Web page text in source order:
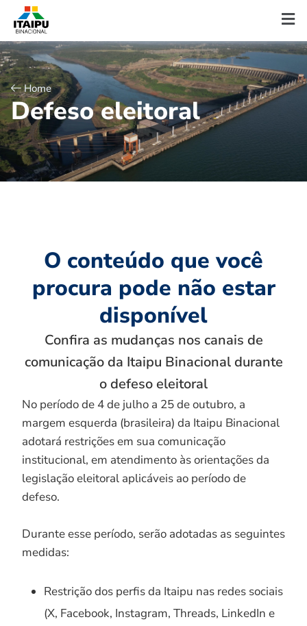
Home
Defeso eleitoral
O conteúdo que você
procura pode não estar
disponível
Confira as mudanças nos canais de
comunicação da Itaipu Binacional durante
o defeso eleitoral
No período de 4 de julho a 25 de outubro, a
margem esquerda (brasileira) da Itaipu Binacional
adotará restrições em sua comunicação
institucional, em atendimento às orientações da
legislação eleitoral aplicáveis ao período de
defeso.
Durante esse período, serão adotadas as seguintes
medidas:
Restrição dos perfis da Itaipu nas redes sociais
(X, Facebook, Instagram, Threads, LinkedIn e